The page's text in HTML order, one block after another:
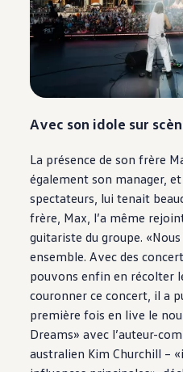
Avec son idole sur
La présence de son frère
également son manager,
spectateurs, lui tenait
frère, Max, l’a même
guitariste du groupe.
ensemble. Avec des
pouvons enfin en récolter
couronner ce concert, il a
première fois en live le
Dreams» avec l’auteur-
australien Kim Churchill –